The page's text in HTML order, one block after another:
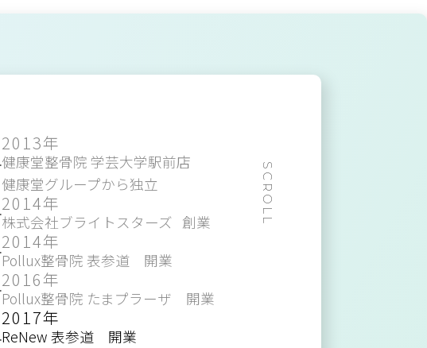
2013年
健康堂整骨院 学芸大学駅前店
健康堂グループから独立
2014年
株式会社ブライトスターズ 創業
2014年
Pollux整骨院 表参道 開業
2016年
Pollux整骨院 たまプラーザ 開業
2017年
ReNew 表参道 開業
SCROLL